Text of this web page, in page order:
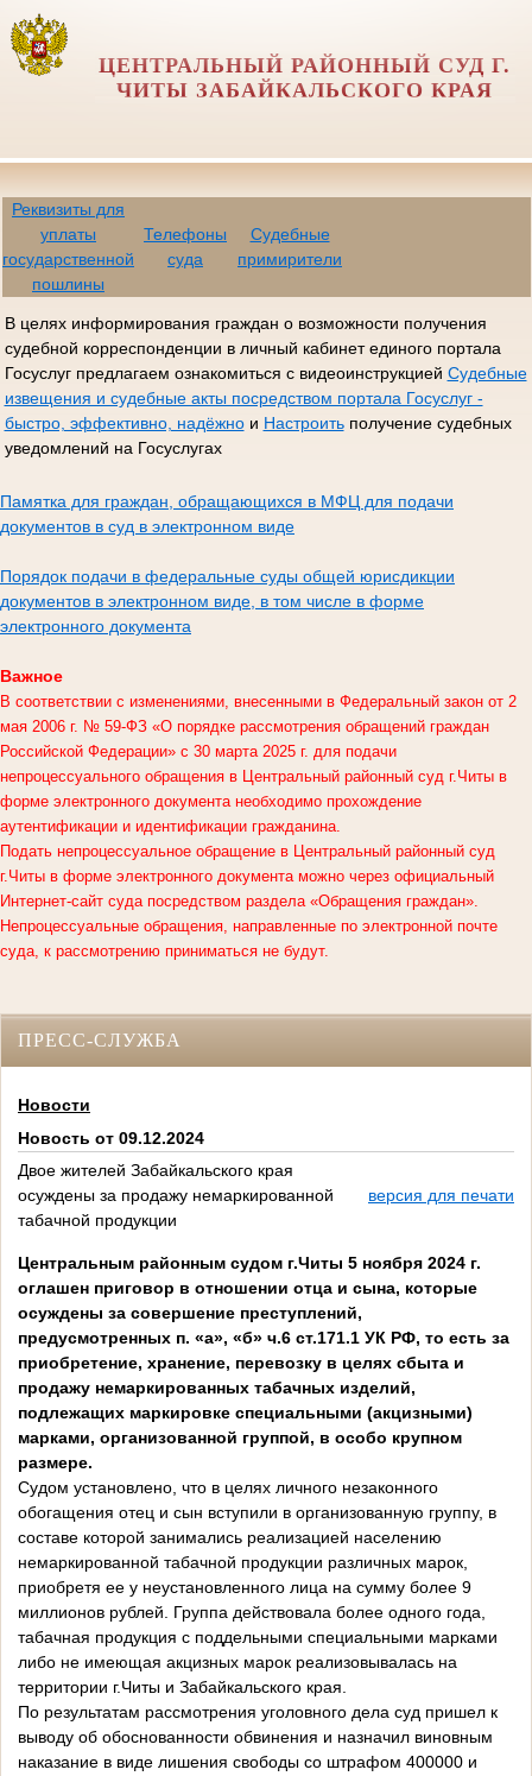
ЦЕНТРАЛЬНЫЙ РАЙОННЫЙ СУД Г.
ЧИТЫ ЗАБАЙКАЛЬСКОГО КРАЯ
Реквизиты для
уплаты
государственной
пошлины
Телефоны
суда
Судебные
примирители
В целях информирования граждан о возможности получения
судебной корреспонденции в личный кабинет единого портала
Госуслуг предлагаем ознакомиться с видеоинструкцией Судебные
извещения и судебные акты посредством портала Госуслуг -
быстро, эффективно, надёжнои Настроитьполучение судебных
уведомлений на Госуслугах
Памятка для граждан, обращающихся в МФЦ для подачи
документов в суд в электронном виде
Порядок подачи в федеральные суды общей юрисдикции
документов в электронном виде, в том числе в форме
электронного документа
Важное
В соответствии с изменениями, внесенными в Федеральный закон от 2
мая 2006 г. № 59-ФЗ «О порядке рассмотрения обращений граждан
Российской Федерации» с 30 марта 2025 г. для подачи
непроцессуального обращения в Центральный районный суд г.Читы в
форме электронного документа необходимо прохождение
аутентификации и идентификации гражданина.
Подать непроцессуальное обращение в Центральный районный суд
г.Читы в форме электронного документа можно через официальный
Интернет-сайт суда посредством раздела «Обращения граждан».
Непроцессуальные обращения, направленные по электронной почте
суда, к рассмотрению приниматься не будут.
ПРЕСС-СЛУЖБА
Новости
Новость от 09.12.2024
Двое жителей Забайкальского края
осуждены за продажу немаркированной
табачной продукции
версия для печати
Центральным районным судом г.Читы 5 ноября 2024 г.
оглашен приговор в отношении отца и сына, которые
осуждены за совершение преступлений,
предусмотренных п. «а», «б» ч.6 ст.171.1 УК РФ, то есть за
приобретение, хранение, перевозку в целях сбыта и
продажу немаркированных табачных изделий,
подлежащих маркировке специальными (акцизными)
марками, организованной группой, в особо крупном
размере.
Судом установлено, что в целях личного незаконного
обогащения отец и сын вступили в организованную группу, в
составе которой занимались реализацией населению
немаркированной табачной продукции различных марок,
приобретя ее у неустановленного лица на сумму более 9
миллионов рублей. Группа действовала более одного года,
табачная продукция с поддельными специальными марками
либо не имеющая акцизных марок реализовывалась на
территории г.Читы и Забайкальского края.
По результатам рассмотрения уголовного дела суд пришел к
выводу об обоснованности обвинения и назначил виновным
наказание в виде лишения свободы со штрафом 400000 и